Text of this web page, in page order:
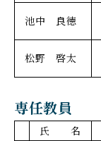
池中 良徳
松野 啓太
専任教員
氏 名